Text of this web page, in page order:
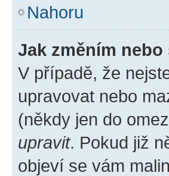
Nahoru
Jak změním
V případě, že
upravovat nebo
(někdy jen do
upravit. Pokud již
objeví se vám